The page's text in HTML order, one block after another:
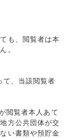
も、閲覧者は本
。
て、当該閲覧者
閲覧者本人あて
方公共団体が交
い書類や預貯金